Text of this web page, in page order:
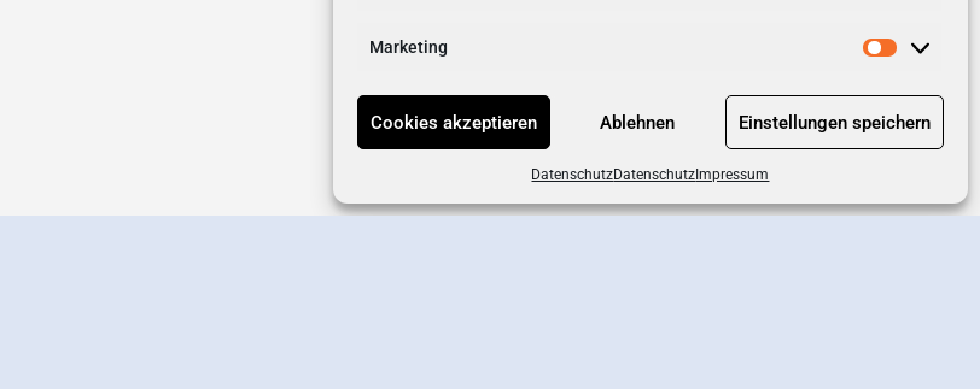
Marketing
Cookies akzeptieren Ablehnen Einstellungen speichern
DatenschutzDatenschutz Impressum